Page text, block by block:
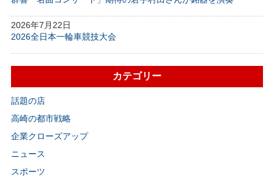
2026年7月22日
2026全日本一輪車競技大会
カテゴリー
話題の店
高崎の都市戦略
企業クローズアップ
ニュース
スポーツ